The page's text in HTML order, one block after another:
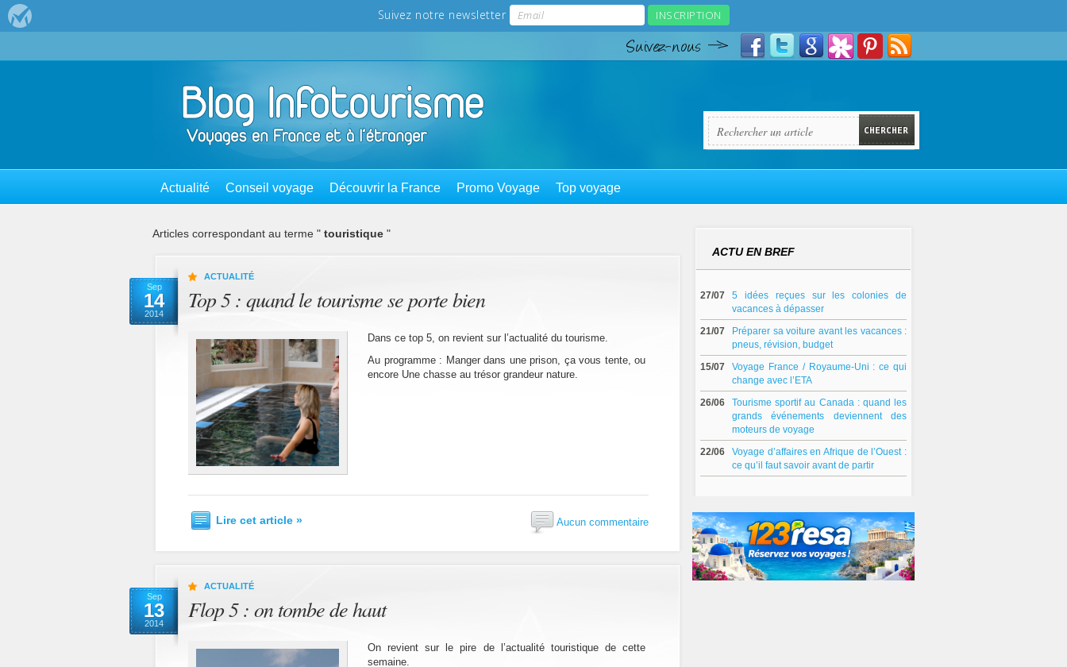
Actualité Conseil voyage Découvrir la France Promo Voyage Top voyage
Articles correspondant au terme " touristique "
Sep
14
2014
ACTUALITÉ
Top 5 : quand le tourisme se porte bien
Dans ce top 5, on revient sur l’actualité du tourisme.
Au programme : Manger dans une prison, ça vous tente, ou
encore Une chasse au trésor grandeur nature.
Lire cet article » Aucun commentaire
Sep
13
2014
ACTUALITÉ
Flop 5 : on tombe de haut
On revient sur le pire de l’actualité touristique de cette
semaine.
ACTU EN BREF
27/07
5 idées reçues sur les colonies de
vacances à dépasser
21/07
Préparer sa voiture avant les vacances :
pneus, révision, budget
15/07
Voyage France / Royaume-Uni : ce qui
change avec l’ETA
26/06
Tourisme sportif au Canada : quand les
grands événements deviennent des
moteurs de voyage
22/06
Voyage d’affaires en Afrique de l’Ouest :
ce qu’il faut savoir avant de partir